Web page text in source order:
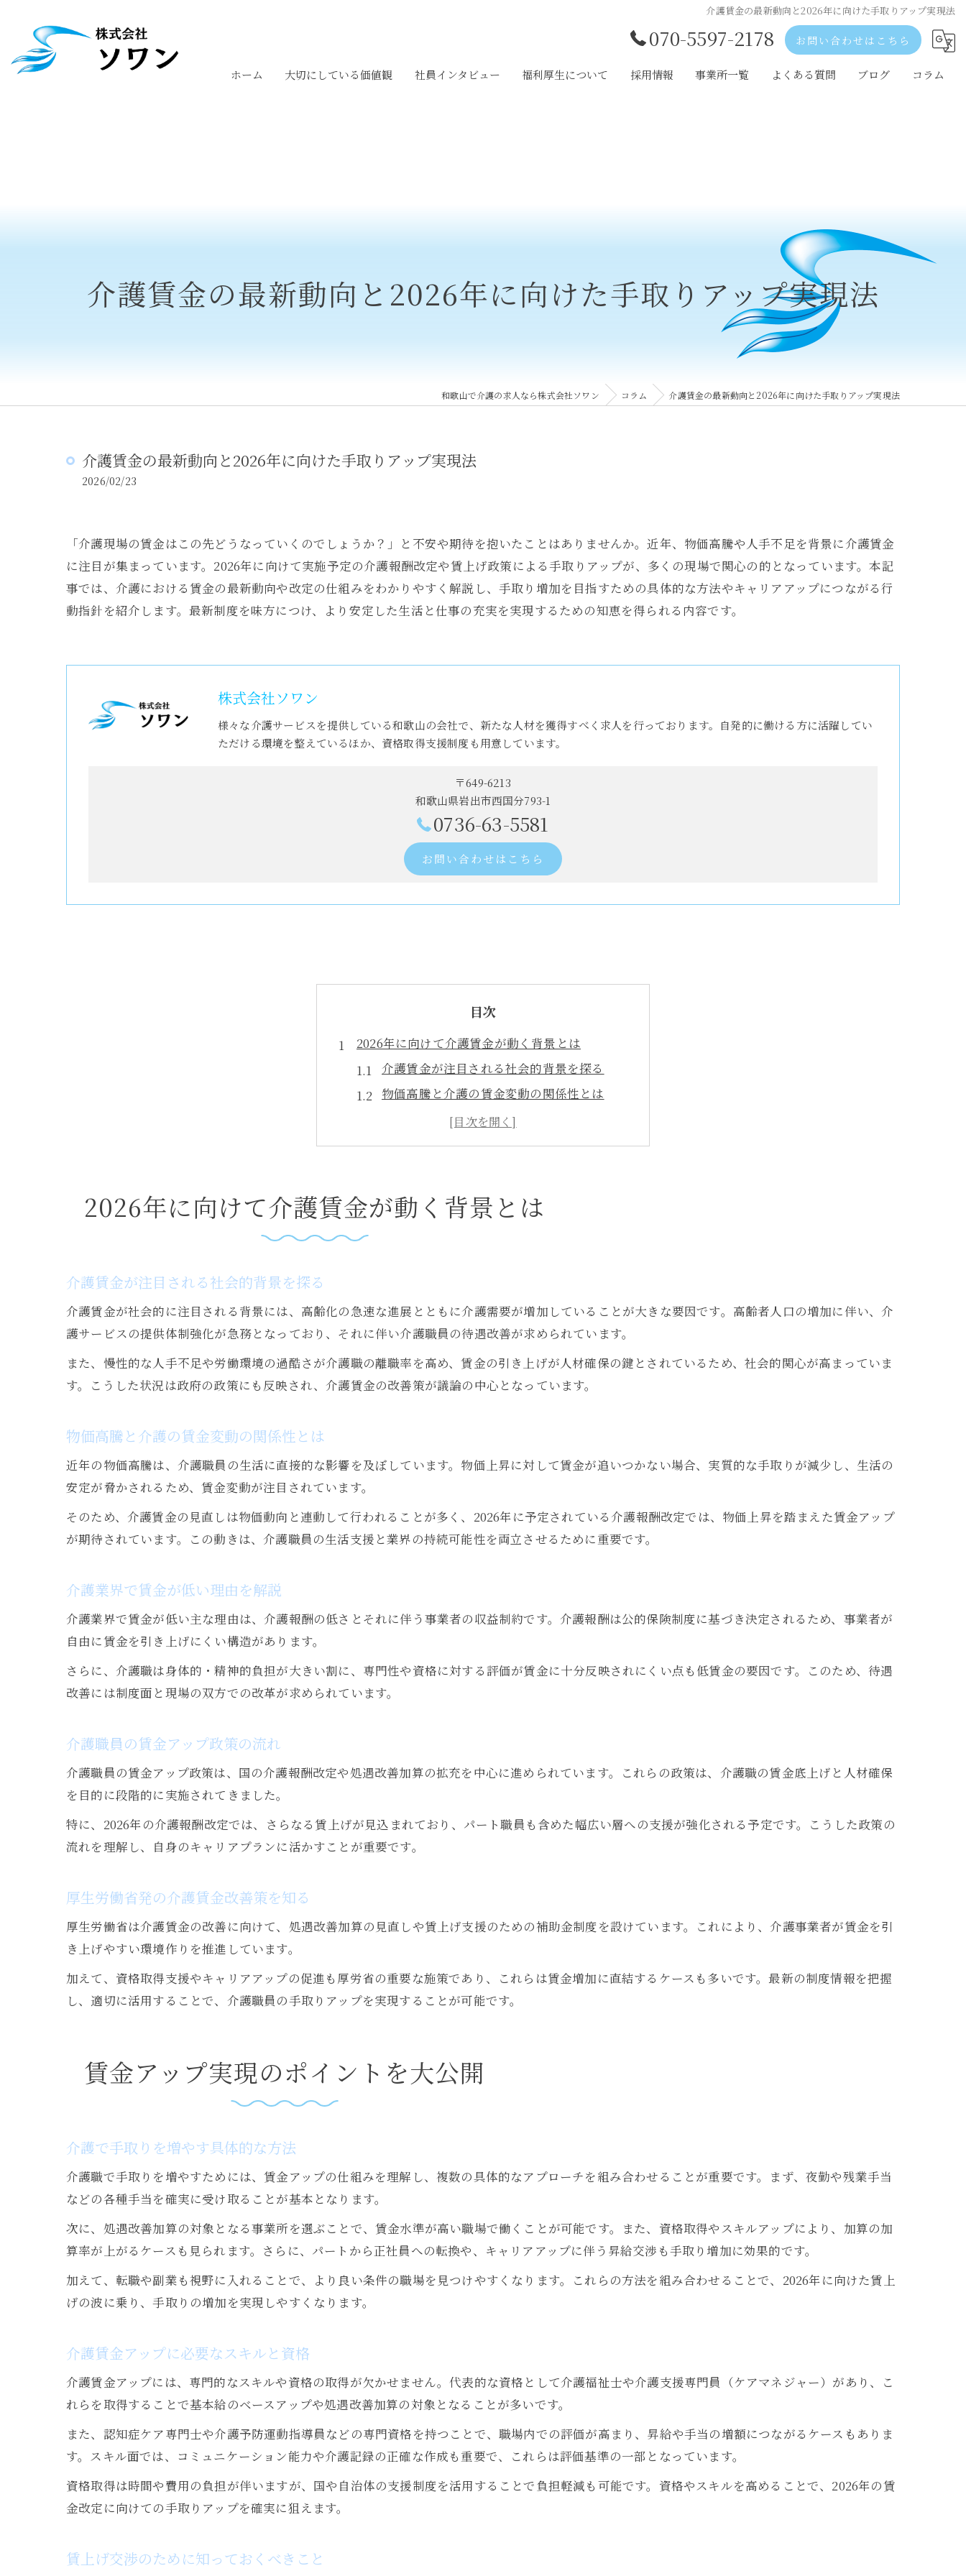
介護賃金の最新動向と2026年に向けた手取りアップ実現法
070-5597-2178 お問い合わせはこちら
ホーム 大切にしている価値観 社員インタビュー 福利厚生について 採用情報 事業所一覧 よくある質問 ブログ コラム
介護賃金の最新動向と2026年に向けた手取りアップ実現法
和歌山で介護の求人なら株式会社ソワン コラム 介護賃金の最新動向と2026年に向けた手取りアップ実現法
介護賃金の最新動向と2026年に向けた手取りアップ実現法
2026/02/23
「介護現場の賃金はこの先どうなっていくのでしょうか？」と不安や期待を抱いたことはありませんか。近年、物価高騰や人手不足を背景に介護賃金
に注目が集まっています。2026年に向けて実施予定の介護報酬改定や賃上げ政策による手取りアップが、多くの現場で関心の的となっています。本記
事では、介護における賃金の最新動向や改定の仕組みをわかりやすく解説し、手取り増加を目指すための具体的な方法やキャリアアップにつながる行
動指針を紹介します。最新制度を味方につけ、より安定した生活と仕事の充実を実現するための知恵を得られる内容です。
株式会社ソワン
様々な介護サービスを提供している和歌山の会社で、新たな人材を獲得すべく求人を行っております。自発的に働ける方に活躍してい
ただける環境を整えているほか、資格取得支援制度も用意しています。
〒649-6213
和歌山県岩出市西国分793-1
0736-63-5581
お問い合わせはこちら
目次
2026年に向けて介護賃金が動く背景とは
介護賃金が注目される社会的背景を探る
物価高騰と介護の賃金変動の関係性とは
介護業界で賃金が低い理由を解説
介護職員の賃金アップ政策の流れ
賃金アップ実現のポイントを大公開
介護で手取りを増やす具体的な方法
介護職員賃上げの最新トレンドを解説
介護の給料が上がる最新情報を詳しく解説
2026年介護給料アップの最新情報まとめ
介護給料上がる最新動向をチェック
介護の賃金は2026年いつから上がる？
パートにも広がる介護賃金改善の流れ
パート介護職員の賃金アップの実情
介護パートにも賃金改善が適用される理由
賃金アップで働き方はどう変わるか
介護報酬改定が賃金に与える影響とは
手取り増加を実感できる介護制度改革
介護賃金が上がる報酬改定のポイント
賃上げによる介護現場の変化を体感する
介護職員のモチベーション変化の理由
介護現場の今後と賃上げ政策の影響
2026年に向けて介護賃金が動く背景とは
介護賃金が注目される社会的背景を探る
介護賃金が社会的に注目される背景には、高齢化の急速な進展とともに介護需要が増加していることが大きな要因です。高齢者人口の増加に伴い、介
護サービスの提供体制強化が急務となっており、それに伴い介護職員の待遇改善が求められています。
また、慢性的な人手不足や労働環境の過酷さが介護職の離職率を高め、賃金の引き上げが人材確保の鍵とされているため、社会的関心が高まっていま
す。こうした状況は政府の政策にも反映され、介護賃金の改善策が議論の中心となっています。
物価高騰と介護の賃金変動の関係性とは
近年の物価高騰は、介護職員の生活に直接的な影響を及ぼしています。物価上昇に対して賃金が追いつかない場合、実質的な手取りが減少し、生活の
安定が脅かされるため、賃金変動が注目されています。
そのため、介護賃金の見直しは物価動向と連動して行われることが多く、2026年に予定されている介護報酬改定では、物価上昇を踏まえた賃金アップ
が期待されています。この動きは、介護職員の生活支援と業界の持続可能性を両立させるために重要です。
介護業界で賃金が低い理由を解説
介護業界で賃金が低い主な理由は、介護報酬の低さとそれに伴う事業者の収益制約です。介護報酬は公的保険制度に基づき決定されるため、事業者が
自由に賃金を引き上げにくい構造があります。
さらに、介護職は身体的・精神的負担が大きい割に、専門性や資格に対する評価が賃金に十分反映されにくい点も低賃金の要因です。このため、待遇
改善には制度面と現場の双方での改革が求められています。
介護職員の賃金アップ政策の流れ
介護職員の賃金アップ政策は、国の介護報酬改定や処遇改善加算の拡充を中心に進められています。これらの政策は、介護職の賃金底上げと人材確保
を目的に段階的に実施されてきました。
特に、2026年の介護報酬改定では、さらなる賃上げが見込まれており、パート職員も含めた幅広い層への支援が強化される予定です。こうした政策の
流れを理解し、自身のキャリアプランに活かすことが重要です。
厚生労働省発の介護賃金改善策を知る
厚生労働省は介護賃金の改善に向けて、処遇改善加算の見直しや賃上げ支援のための補助金制度を設けています。これにより、介護事業者が賃金を引
き上げやすい環境作りを推進しています。
加えて、資格取得支援やキャリアアップの促進も厚労省の重要な施策であり、これらは賃金増加に直結するケースも多いです。最新の制度情報を把握
し、適切に活用することで、介護職員の手取りアップを実現することが可能です。
賃金アップ実現のポイントを大公開
介護で手取りを増やす具体的な方法
介護職で手取りを増やすためには、賃金アップの仕組みを理解し、複数の具体的なアプローチを組み合わせることが重要です。まず、夜勤や残業手当
などの各種手当を確実に受け取ることが基本となります。
次に、処遇改善加算の対象となる事業所を選ぶことで、賃金水準が高い職場で働くことが可能です。また、資格取得やスキルアップにより、加算の加
算率が上がるケースも見られます。さらに、パートから正社員への転換や、キャリアアップに伴う昇給交渉も手取り増加に効果的です。
加えて、転職や副業も視野に入れることで、より良い条件の職場を見つけやすくなります。これらの方法を組み合わせることで、2026年に向けた賃上
げの波に乗り、手取りの増加を実現しやすくなります。
介護賃金アップに必要なスキルと資格
介護賃金アップには、専門的なスキルや資格の取得が欠かせません。代表的な資格として介護福祉士や介護支援専門員（ケアマネジャー）があり、こ
れらを取得することで基本給のベースアップや処遇改善加算の対象となることが多いです。
また、認知症ケア専門士や介護予防運動指導員などの専門資格を持つことで、職場内での評価が高まり、昇給や手当の増額につながるケースもありま
す。スキル面では、コミュニケーション能力や介護記録の正確な作成も重要で、これらは評価基準の一部となっています。
資格取得は時間や費用の負担が伴いますが、国や自治体の支援制度を活用することで負担軽減も可能です。資格やスキルを高めることで、2026年の賃
金改定に向けての手取りアップを確実に狙えます。
賃上げ交渉のために知っておくべきこと